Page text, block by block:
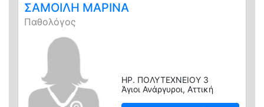
ΣΑΜΟΙΛΗ ΜΑΡΙΝΑ
Παθολόγος
ΗΡ. ΠΟΛΥΤΕΧΝΕΙΟΥ 3
Άγιοι Ανάργυροι, Αττική